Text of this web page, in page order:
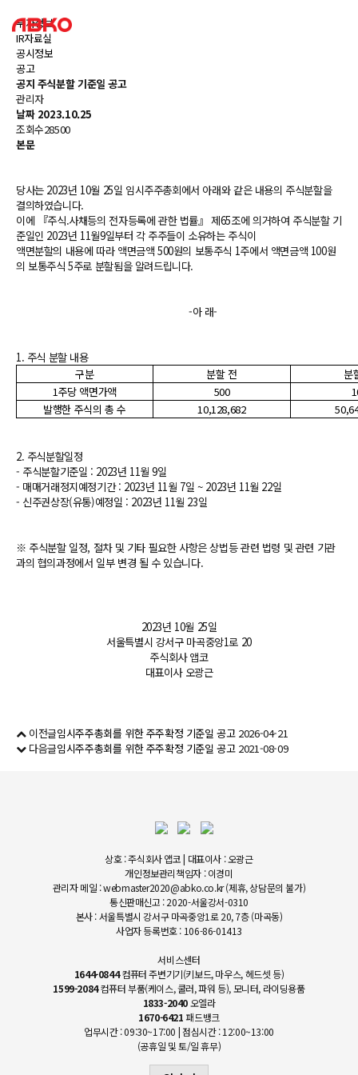
투자정보
IR자료실
공시정보
공고
공지 주식분할 기준일 공고
관리자
날짜 2023.10.25
조회수28500
본문
당사는 2023년 10월 25일 임시주주총회에서 아래와 같은 내용의 주식분할을
결의하였습니다.
이에 『주식.사채등의 전자등록에 관한 법률』 제65조에 의거하여 주식분할 기
준일인 2023년 11월9일부터 각 주주들이 소유하는 주식이
액면분할의 내용에 따라 액면금액 500원의 보통주식 1주에서 액면금액 100원
의 보통주식 5주로 분할됨을 알려드립니다.
-아 래-
1. 주식 분할 내용
구분
분할 전
분
1주당 액면가액
500
발행한 주식의 총 수
10,128,682
2. 주식분할일정
- 주식분할기준일 : 2023년 11월 9일
- 매매거래정지예정기간 : 2023년 11월 7일 ~ 2023년 11월 22일
- 신주권상장(유통)예정일 : 2023년 11월 23일
※ 주식분할 일정, 절차 및 기타 필요한 사항은 상법등 관련 법령 및 관련 기관
과의 협의과정에서 일부 변경 될 수 있습니다.
2023년 10월 25일
서울특별시 강서구 마곡중앙1로 20
주식회사 앱코
대표이사 오광근
이전글임시주주총회를 위한 주주확정 기준일 공고 2026-04-21
다음글임시주주총회를 위한 주주확정 기준일 공고 2021-08-09
상호 : 주식회사 앱코 | 대표이사 : 오광근
개인정보관리책임자 : 이경미
관리자 메일 : webmaster2020@abko.co.kr (제휴, 상담문의 불가)
통신판매신고 : 2020-서울강서-0310
본사 : 서울특별시 강서구 마곡중앙1로 20, 7층 (마곡동)
사업자 등록번호 : 106-86-01413
서비스센터
1644-0844컴퓨터 주변기기(키보드, 마우스, 헤드셋 등)
1599-2084컴퓨터 부품(케이스, 쿨러, 파워 등), 모니터, 라이딩용품
1833-2040오엘라
1670-6421 패드뱅크
업무시간 : 09:30~17:00 | 점심시간 : 12:00~13:00
(공휴일 및 토/일 휴무)